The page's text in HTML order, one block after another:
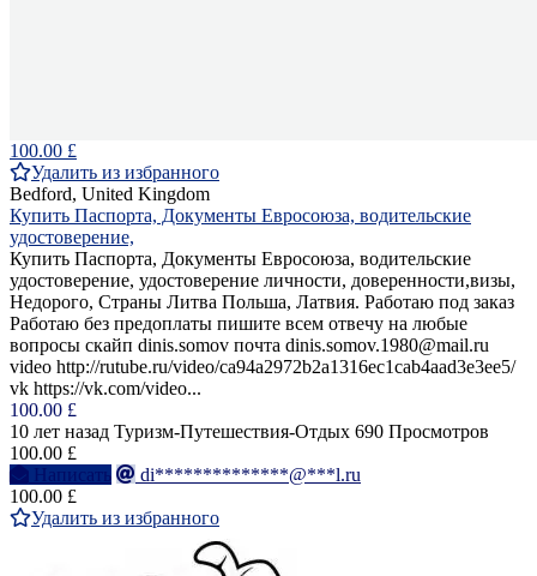
100.00 £
Удалить из избранного
Bedford, United Kingdom
Купить Паспорта, Документы Евросоюза, водительские
удостоверение,
Купить Паспорта, Документы Евросоюза, водительские
удостоверение, удостоверение личности, доверенности,визы,
Недорого, Страны Литва Польша, Латвия. Работаю под заказ
Работаю без предоплаты пишите всем отвечу на любые
вопросы скайп dinis.somov почта dinis.somov.1980@mail.ru
video http://rutube.ru/video/ca94a2972b2a1316ec1cab4aad3e3ee5/
vk https://vk.com/video...
100.00 £
10 лет назад Туризм-Путешествия-Отдых 690 Просмотров
100.00 £
Написать
di**************@***l.ru
100.00 £
Удалить из избранного